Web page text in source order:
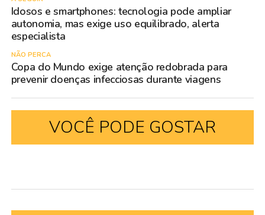
Idosos e smartphones: tecnologia pode ampliar
autonomia, mas exige uso equilibrado, alerta
especialista
NÃO PERCA
Copa do Mundo exige atenção redobrada para
prevenir doenças infecciosas durante viagens
VOCÊ PODE GOSTAR